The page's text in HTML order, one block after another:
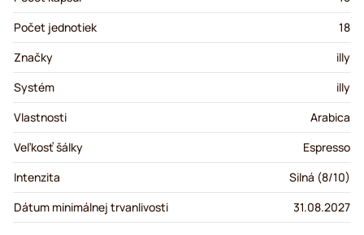
Počet jednotiek
18
Značky
illy
Systém
illy
Vlastnosti
Arabica
Veľkosť šálky
Espresso
Intenzita
Silná (8/10)
Dátum minimálnej trvanlivosti
31.08.2027